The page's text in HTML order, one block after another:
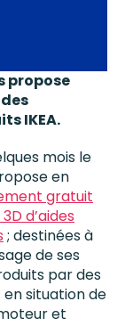
propose
IKEA.
mois le
en
gratuit
d’aides
; destinées à
de ses
par des
situation de
et